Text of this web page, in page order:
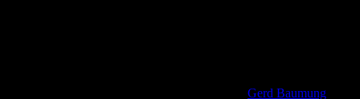
Gerd Baumung